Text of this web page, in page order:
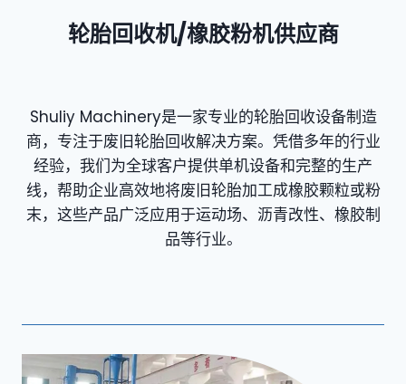
轮胎回收机/橡胶粉机供应商
Shuliy Machinery是一家专业的轮胎回收设备制造
商，专注于废旧轮胎回收解决方案。凭借多年的行业
经验，我们为全球客户提供单机设备和完整的生产
线，帮助企业高效地将废旧轮胎加工成橡胶颗粒或粉
末，这些产品广泛应用于运动场、沥青改性、橡胶制
品等行业。